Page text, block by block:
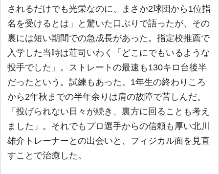
されるだけでも光栄なのに、まさか2球団から1位指
名を受けるとは」と驚いた口ぶりで語ったが、その
裏には短い期間での急成長があった。指定校推薦で
入学した当時は荘司いわく「どこにでもいるような
投手でした」。ストレートの最速も130キロ台後半
だったという。試練もあった。1年生の終わりころ
から2年秋までの半年余りは肩の故障で苦しんだ。
「投げられない日々が続き、裏方に回ることも考え
ました」。それでもプロ選手からの信頼も厚い北川
雄介トレーナーとの出会いと、フィジカル面を見直
すことで治癒した。